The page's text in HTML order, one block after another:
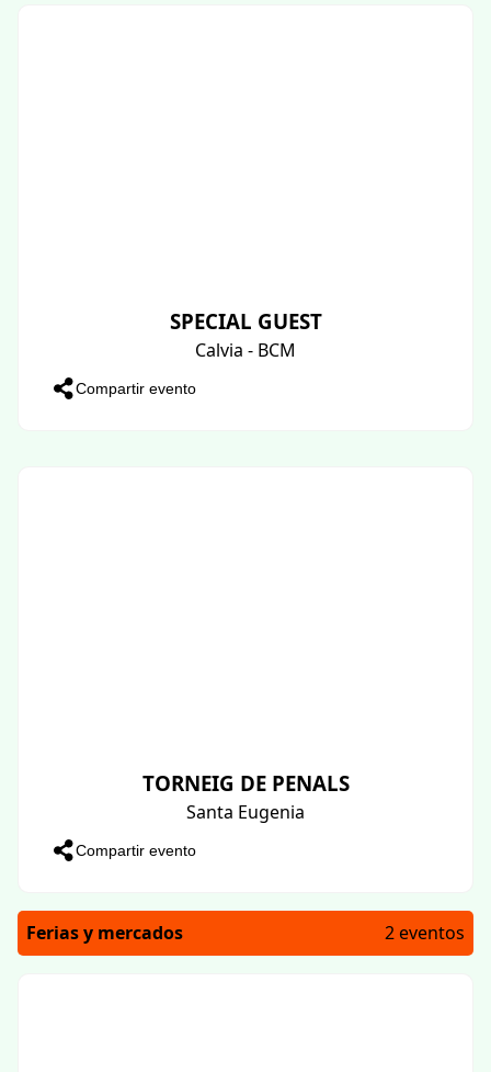
SPECIAL GUEST
Calvia - BCM
Compartir evento
TORNEIG DE PENALS
Santa Eugenia
Compartir evento
Ferias y mercados 2 eventos